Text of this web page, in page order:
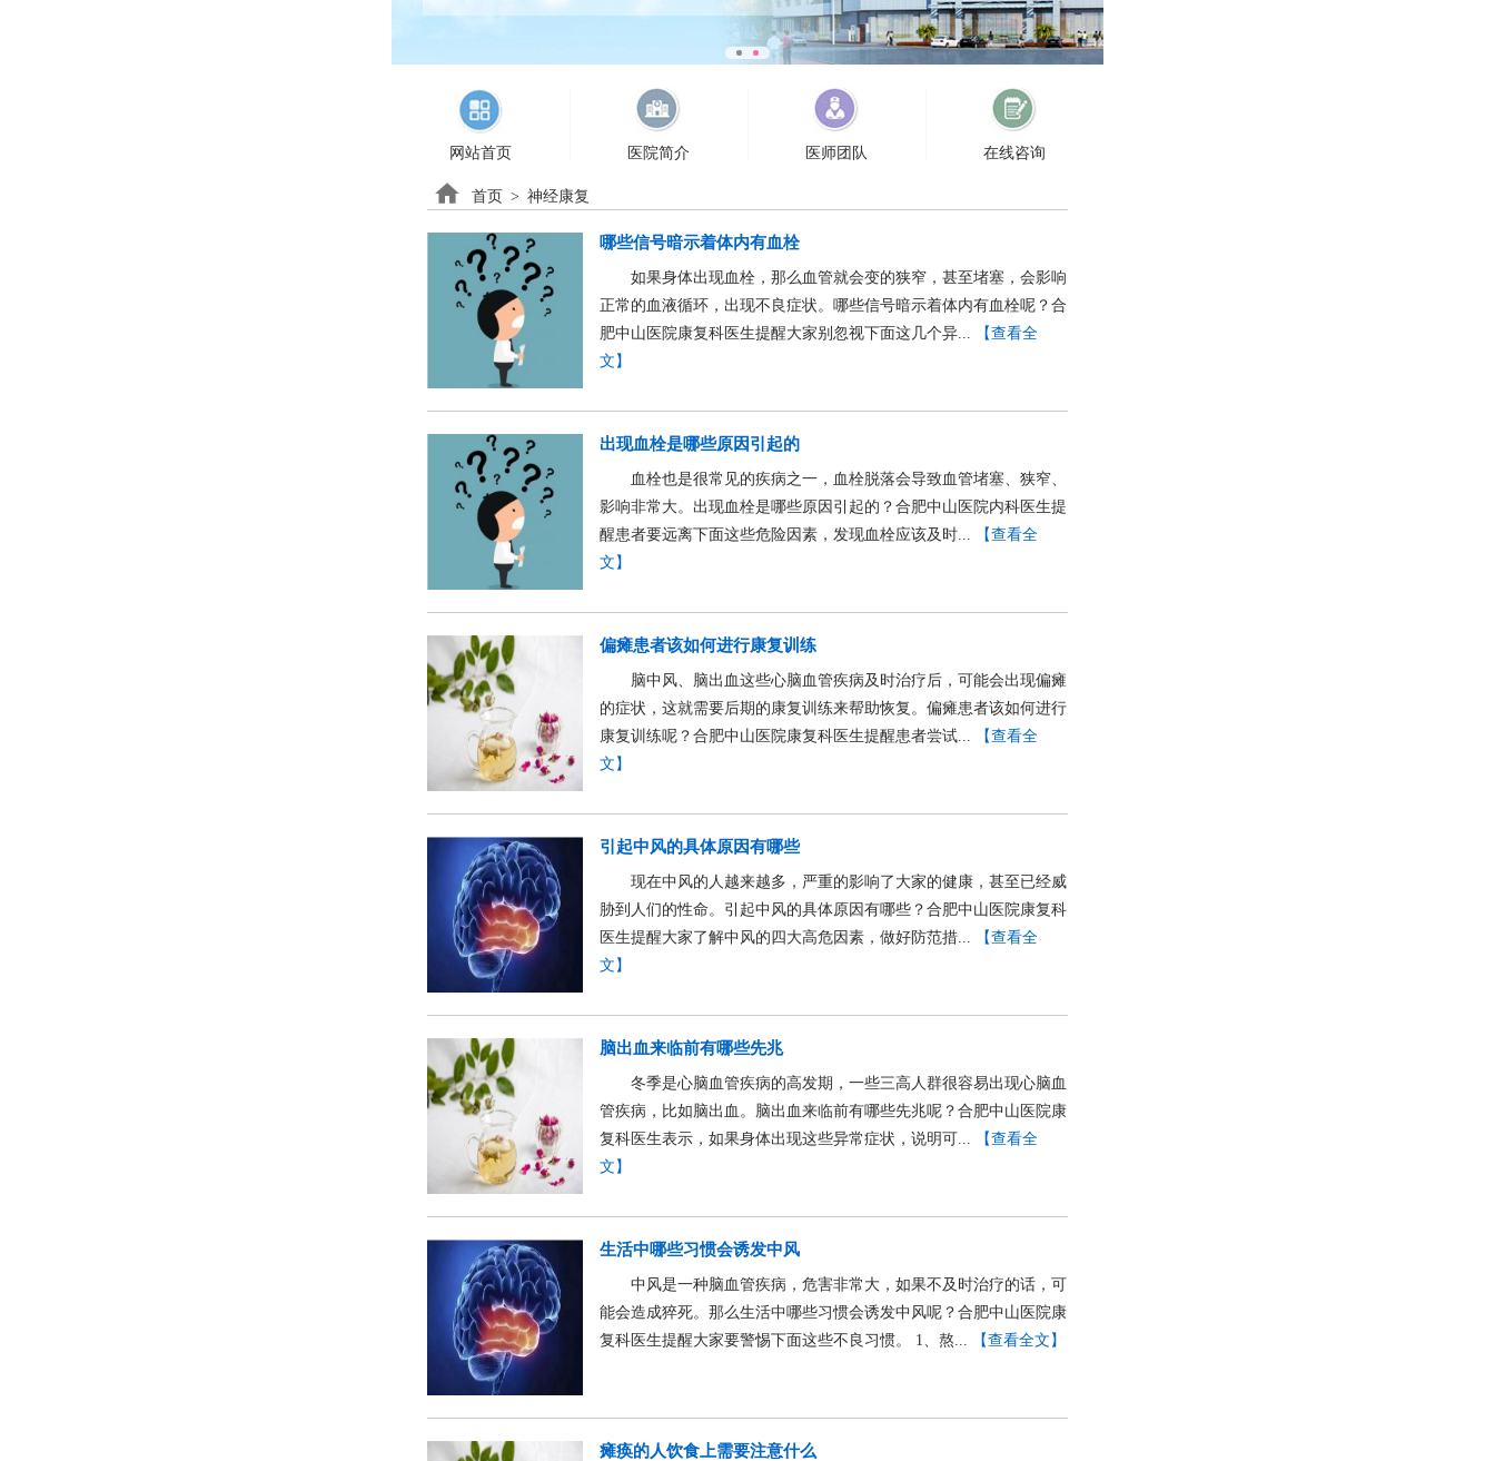
网站首页 医院简介 医师团队 在线咨询
首页 > 神经康复
哪些信号暗示着体内有血栓
如果身体出现血栓，那么血管就会变的狭窄，甚至堵塞，会影响
正常的血液循环，出现不良症状。哪些信号暗示着体内有血栓呢？合
肥中山医院康复科医生提醒大家别忽视下面这几个异...
【查看全
文】
出现血栓是哪些原因引起的
血栓也是很常见的疾病之一，血栓脱落会导致血管堵塞、狭窄、
影响非常大。出现血栓是哪些原因引起的？合肥中山医院内科医生提
醒患者要远离下面这些危险因素，发现血栓应该及时...
【查看全
文】
偏瘫患者该如何进行康复训练
脑中风、脑出血这些心脑血管疾病及时治疗后，可能会出现偏瘫
的症状，这就需要后期的康复训练来帮助恢复。偏瘫患者该如何进行
康复训练呢？合肥中山医院康复科医生提醒患者尝试...
【查看全
文】
引起中风的具体原因有哪些
现在中风的人越来越多，严重的影响了大家的健康，甚至已经威
胁到人们的性命。引起中风的具体原因有哪些？合肥中山医院康复科
医生提醒大家了解中风的四大高危因素，做好防范措...
【查看全
文】
脑出血来临前有哪些先兆
冬季是心脑血管疾病的高发期，一些三高人群很容易出现心脑血
管疾病，比如脑出血。脑出血来临前有哪些先兆呢？合肥中山医院康
复科医生表示，如果身体出现这些异常症状，说明可...
【查看全
文】
生活中哪些习惯会诱发中风
中风是一种脑血管疾病，危害非常大，如果不及时治疗的话，可
能会造成猝死。那么生活中哪些习惯会诱发中风呢？合肥中山医院康
复科医生提醒大家要警惕下面这些不良习惯。 1、熬...
【查看全文】
瘫痪的人饮食上需要注意什么